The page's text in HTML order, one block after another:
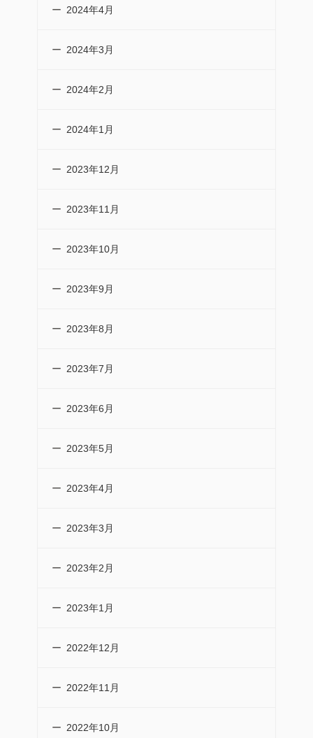
2024年4月
2024年3月
2024年2月
2024年1月
2023年12月
2023年11月
2023年10月
2023年9月
2023年8月
2023年7月
2023年6月
2023年5月
2023年4月
2023年3月
2023年2月
2023年1月
2022年12月
2022年11月
2022年10月